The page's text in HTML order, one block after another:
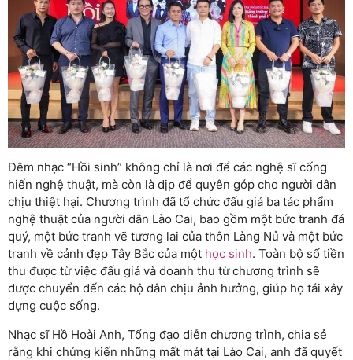
Đêm nhạc “Hồi sinh” không chỉ là nơi để các nghệ sĩ cống
hiến nghệ thuật, mà còn là dịp để quyên góp cho người dân
chịu thiệt hại. Chương trình đã tổ chức đấu giá ba tác phẩm
nghệ thuật của người dân Lào Cai, bao gồm một bức tranh đá
quý, một bức tranh vẽ tương lai của thôn Làng Nủ và một bức
tranh về cảnh đẹp Tây Bắc của một học sinh. Toàn bộ số tiền
thu được từ việc đấu giá và doanh thu từ chương trình sẽ
được chuyển đến các hộ dân chịu ảnh hưởng, giúp họ tái xây
dựng cuộc sống.
Nhạc sĩ Hồ Hoài Anh, Tổng đạo diễn chương trình, chia sẻ
rằng khi chứng kiến những mất mát tại Lào Cai, anh đã quyết